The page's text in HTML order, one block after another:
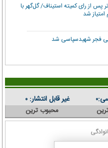
پس از رای کمیته استیناف/ گل‌گهر با
شد
فجر شهیدسپاسی شد
۰ غیر قابل انتشار: ۰
محبوب ترین